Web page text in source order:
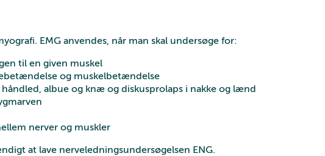
EMG anvendes, når man skal undersøge for:
til en given muskel
og muskelbetændelse
albue og knæ og diskusprolaps i nakke og lænd
nerver og muskler
at lave nerveledningsundersøgelsen ENG.